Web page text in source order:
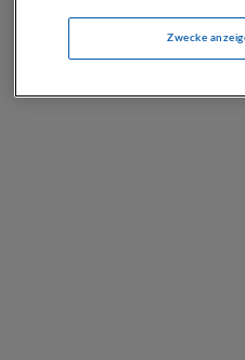
Zwecke